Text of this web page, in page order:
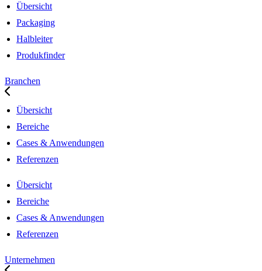
Übersicht
Packaging
Halbleiter
Produkfinder
Branchen
Übersicht
Bereiche
Cases & Anwendungen
Referenzen
Übersicht
Bereiche
Cases & Anwendungen
Referenzen
Unternehmen